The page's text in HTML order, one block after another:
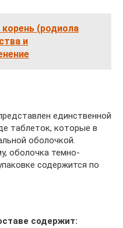
(родиола
и
единственной
таблеток, которые в
оболочкой.
оболочка темно-
содержится по
содержит: